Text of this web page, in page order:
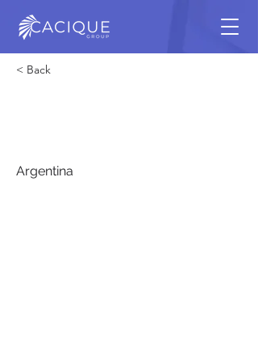
< Back
Argentina